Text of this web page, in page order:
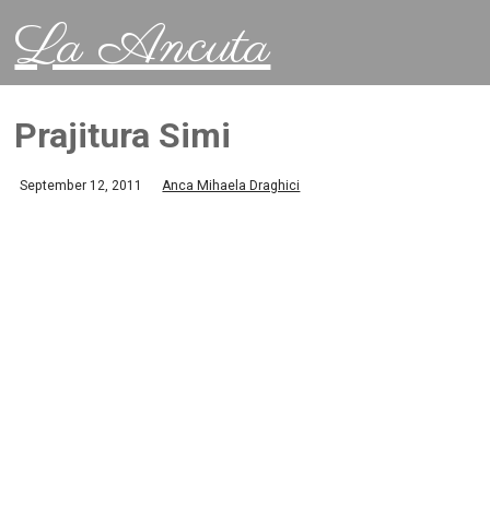
La Ancuta
Prajitura Simi
September 12, 2011 Anca Mihaela Draghici